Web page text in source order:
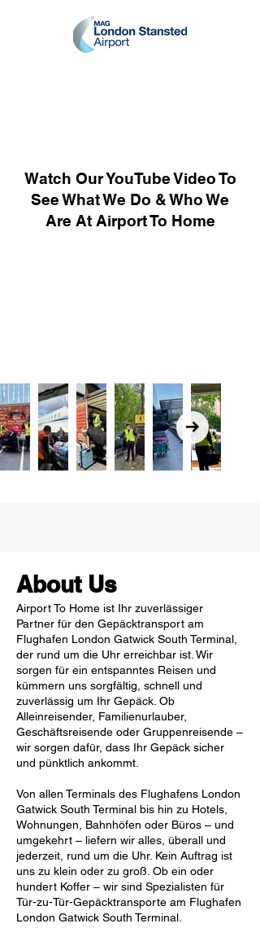
Watch Our YouTube Video To
See What We Do & Who We
Are At Airport To Home
About Us
Airport To Home ist Ihr zuverlässiger
Partner für den Gepäcktransport am
Flughafen London Gatwick South Terminal,
der rund um die Uhr erreichbar ist. Wir
sorgen für ein entspanntes Reisen und
kümmern uns sorgfältig, schnell und
zuverlässig um Ihr Gepäck. Ob
Alleinreisender, Familienurlauber,
Geschäftsreisende oder Gruppenreisende –
wir sorgen dafür, dass Ihr Gepäck sicher
und pünktlich ankommt.
Von allen Terminals des Flughafens London
Gatwick South Terminal bis hin zu Hotels,
Wohnungen, Bahnhöfen oder Büros – und
umgekehrt – liefern wir alles, überall und
jederzeit, rund um die Uhr. Kein Auftrag ist
uns zu klein oder zu groß. Ob ein oder
hundert Koffer – wir sind Spezialisten für
Tür-zu-Tür-Gepäcktransporte am Flughafen
London Gatwick South Terminal.